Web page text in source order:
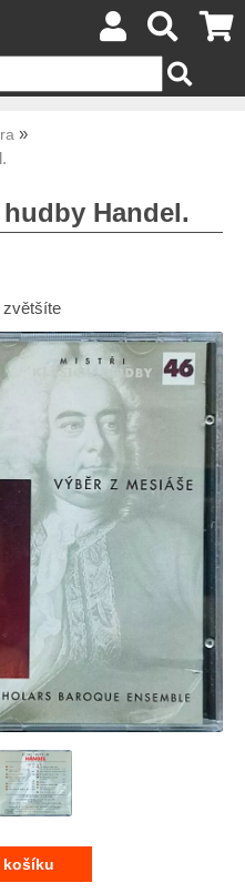
Handel.
zvětšíte